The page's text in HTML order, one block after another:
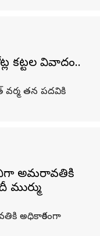
కట్టల వివాదం..
తన పదవికి
అమరావతికి
ముర్ము
అధికారికంగా